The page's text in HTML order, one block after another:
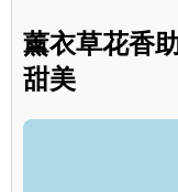
薰衣草花香
甜美